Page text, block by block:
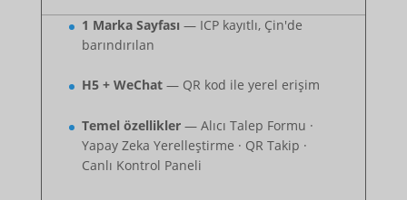
1 Marka Sayfası — ICP kayıtlı, Çin'de
barındırılan
H5 + WeChat— QR kod ile yerel erişim
Temel özellikler— Alıcı Talep Formu ·
Yapay Zeka Yerelleştirme · QR Takip ·
Canlı Kontrol Paneli